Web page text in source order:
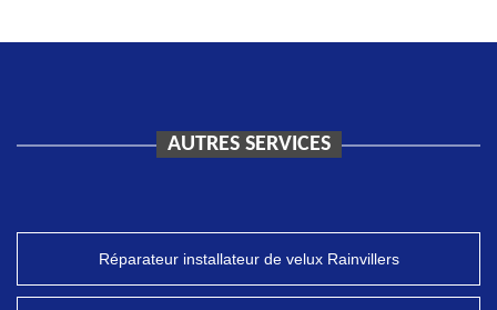
AUTRES SERVICES
Réparateur installateur de velux Rainvillers